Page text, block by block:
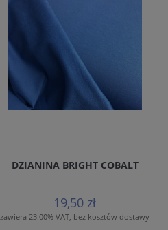
DZIANINA BRIGHT COBALT
19,50 zł
zawiera 23.00% VAT, bez kosztów dostawy